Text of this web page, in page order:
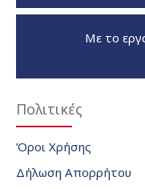
Με το
Πολιτικές
Όροι Χρήσης
Δήλωση Απορρήτου